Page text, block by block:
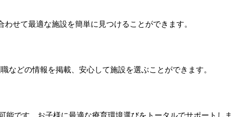
せて最適な施設を簡単に見つけることができます。
などの情報を掲載、安心して施設を選ぶことができます。
能です。お子様に最適な療育環境選びをトータルでサポートし